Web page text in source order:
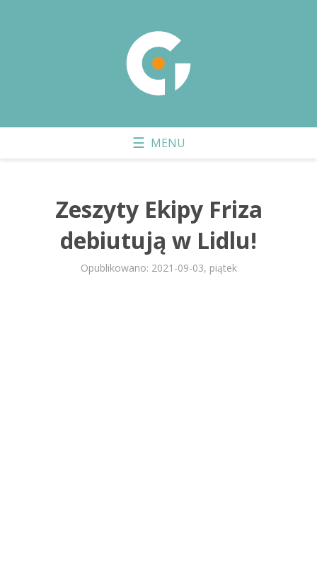
Zeszyty Ekipy Friza
debiutują w Lidlu!
Opublikowano: 2021-09-03, piątek